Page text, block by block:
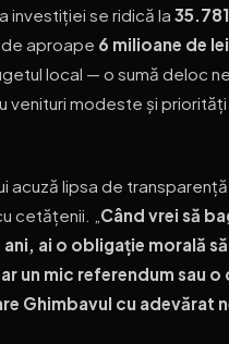
investiției se ridică la
de aproape 6 milioane de lei
local — o sumă deloc
venituri modeste și
acuză lipsa de
cetățenii. „ Când vrei să
ai o obligație morală
un mic referendum sau o
Ghimbavul cu adevărat